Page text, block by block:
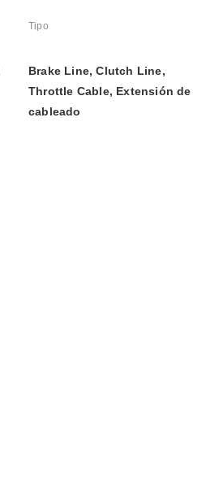
Tipo
Brake Line, Clutch Line,
Throttle Cable, Extensión de
cableado